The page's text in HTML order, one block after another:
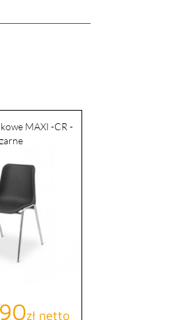
MAXI -CR -
zł netto